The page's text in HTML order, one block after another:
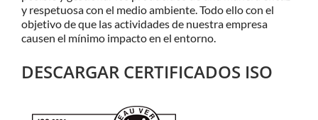
y respetuosa con el medio ambiente. Todo ello con el
objetivo de que las actividades de nuestra empresa
causen el mínimo impacto en el entorno.
DESCARGAR CERTIFICADOS ISO